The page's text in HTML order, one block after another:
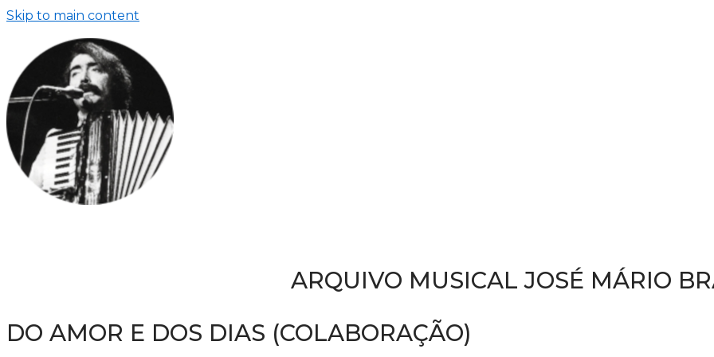
Skip to main content
ARQUIVO MUSICAL JOSÉ MÁRIO
DO AMOR E DOS DIAS (COLABORAÇÃO)